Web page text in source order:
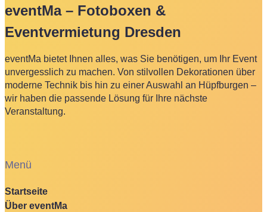
eventMa – Fotoboxen &
Eventvermietung Dresden
eventMa bietet Ihnen alles, was Sie benötigen, um Ihr Event
unvergesslich zu machen. Von stilvollen Dekorationen über
moderne Technik bis hin zu einer Auswahl an Hüpfburgen –
wir haben die passende Lösung für Ihre nächste
Veranstaltung.
Menü
Startseite
Über eventMa